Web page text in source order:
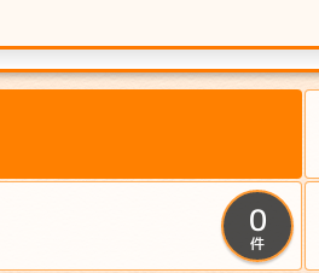
0
件